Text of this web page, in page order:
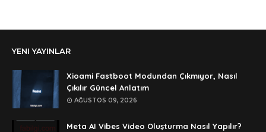
şifre ?
Anonymous
şifre ögrenebilirmiyim
Anonymous
🥰🥰🥰
YENI YAYINLAR
Xioami Fastboot Modundan Çıkmıyor, Nasıl
Çıkılır Güncel Anlatım
AĞUSTOS 09, 2026
Meta AI Vibes Video Oluşturma Nasıl Yapılır?